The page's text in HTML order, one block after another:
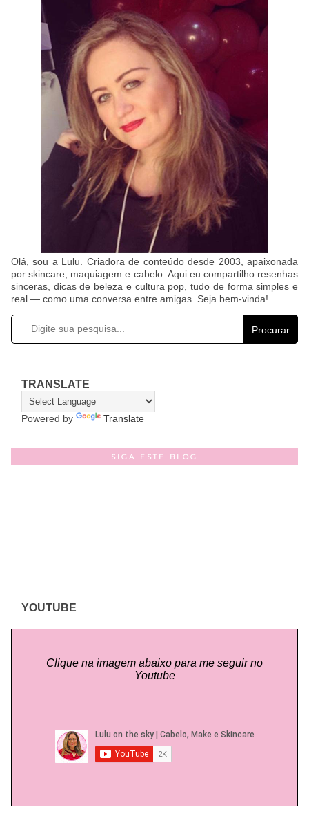
Olá, sou a Lulu. Criadora de conteúdo desde 2003, apaixonada
por skincare, maquiagem e cabelo. Aqui eu compartilho resenhas
sinceras, dicas de beleza e cultura pop, tudo de forma simples e
real — como uma conversa entre amigas. Seja bem-vinda!
Procurar
TRANSLATE
Powered by Translate
SIGA ESTE BLOG
YOUTUBE
Clique na imagem abaixo para me seguir no
Youtube